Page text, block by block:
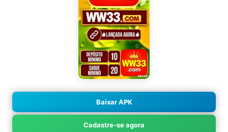
Baixar APK
Cadastre-se agora